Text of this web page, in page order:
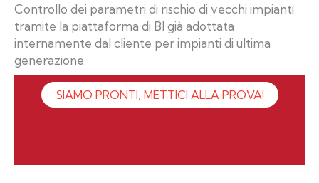
Controllo dei parametri di rischio di vecchi impianti
tramite la piattaforma di BI già adottata
internamente dal cliente per impianti di ultima
generazione.
SIAMO PRONTI, METTICI ALLA PROVA!